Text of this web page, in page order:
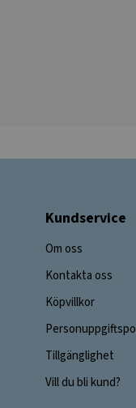
Kundservice
Om oss
Kontakta oss
Köpvillkor
Tillgänglighet
Vill du bli kund?